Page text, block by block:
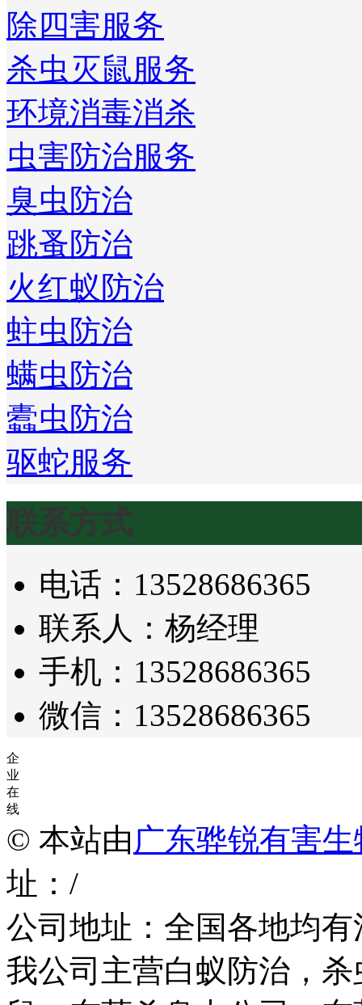
除四害服务
杀虫灭鼠服务
环境消毒消杀
虫害防治服务
臭虫防治
跳蚤防治
火红蚁防治
蛀虫防治
螨虫防治
蠹虫防治
驱蛇服务
联系方式
电话：13528686365
联系人：杨经理
手机：13528686365
微信：13528686365
企
业
在
线
© 本站由 广东骅锐有害
址：/
公司地址：全国各地均
我公司主营白蚁防治，